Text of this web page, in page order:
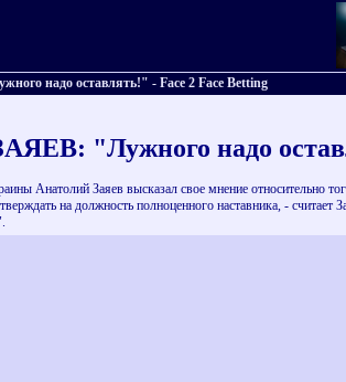
надо оставлять!" - Face 2 Face Betting
"Лужного надо
Анатолий Заяев высказал свое мнение относительно
на должность полноценного наставника, -